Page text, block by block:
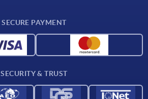
SECURE PAYMENT
SECURITY & TRUST